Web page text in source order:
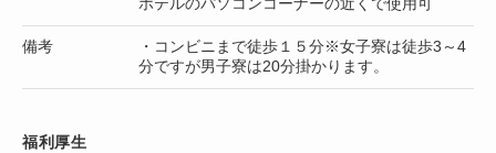
備考
・コンビニまで徒歩１５分※女子寮は徒歩3～4
分ですが男子寮は20分掛かります。
福利厚生